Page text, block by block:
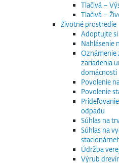
Tlačivá –
Tlačivá –
Životné prostredie
Adoptujte si
Nahlásenie
Oznámenie
zariadenia
domácnosti
Povolenie
Povolenie
odpadu
Súhlas na
Súhlas na
Údržba
Výrub